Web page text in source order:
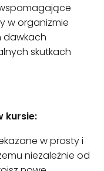
w organizmie
dawkach
skutkach
kursie:
w prosty i
niezależnie od